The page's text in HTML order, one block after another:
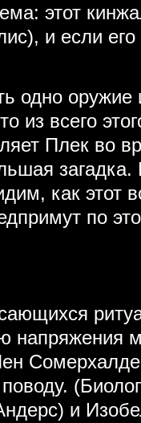
этот
и если
одно
из всего
Плек во
как этот
по
и